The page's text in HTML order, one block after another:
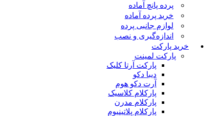
پرده پانچ آماده
خرید پرده آماده
لوازم جانبی پرده
اندازه‌گیری و نصب
خرید پارکت
پارکت لمینت
پارکت آرتا کلیک
دیبا دکو
آرت دکو هوم
پارکلام کلاسیک
پارکلام مدرن
پارکلام پلاتینیوم